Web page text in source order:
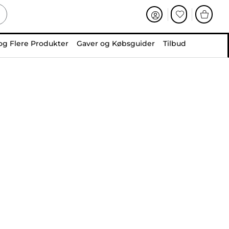
Flere Produkter Gaver og Købsguider Tilbud